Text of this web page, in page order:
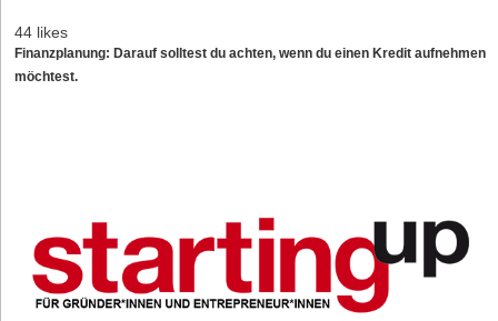
44 likes
Finanzplanung: Darauf solltest du achten, wenn du einen Kredit aufnehmen
möchtest.